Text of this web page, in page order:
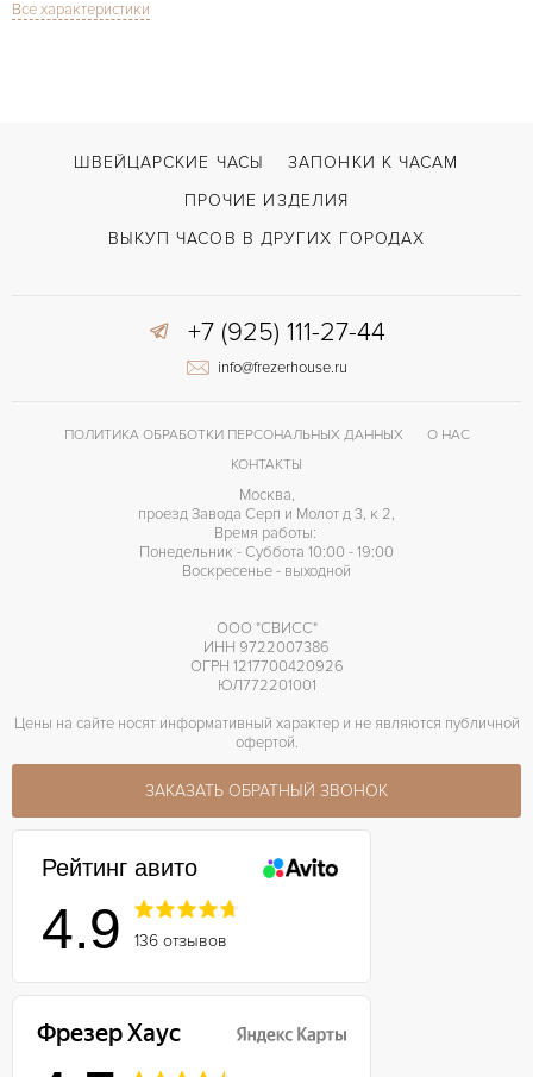
СТЕКЛО
Двойной сложности застежка
Прозрачная задняя крышка
Все характеристики
ШВЕЙЦАРСКИЕ ЧАСЫ
ЗАПОНКИ К ЧАСАМ
ПРОЧИЕ ИЗДЕЛИЯ
ВЫКУП ЧАСОВ В ДРУГИХ ГОРОДАХ
+7 (925) 111-27-44
info@frezerhouse.ru
ПОЛИТИКА ОБРАБОТКИ ПЕРСОНАЛЬНЫХ ДАННЫХ
О НАС
КОНТАКТЫ
Москва,
проезд Завода Серп и Молот д 3, к 2,
Время работы:
Понедельник - Суббота 10:00 - 19:00
Воскресенье - выходной
ООО "СВИСС"
ИНН 9722007386
ОГРН 1217700420926
ЮЛ772201001
Цены на сайте носят информативный характер и не являются публичной
офертой.
ЗАКАЗАТЬ ОБРАТНЫЙ ЗВОНОК
Рейтинг авито
4.9 136 отзывов